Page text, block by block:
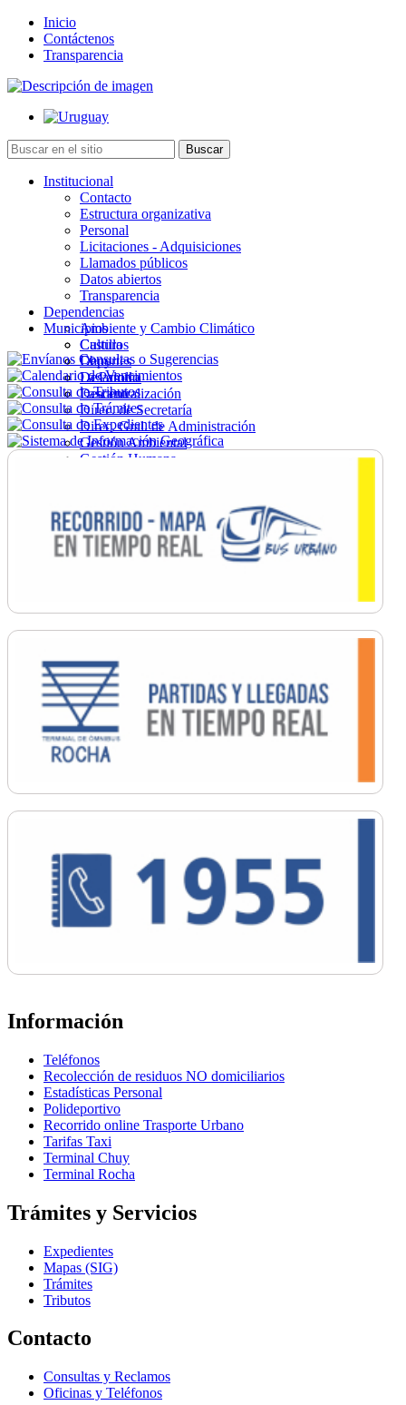
Inicio
Contáctenos
Transparencia
Institucional
Contacto
Estructura organizativa
Personal
Licitaciones - Adquisiciones
Llamados públicos
Datos abiertos
Transparencia
Dependencias
Ambiente y Cambio Climático
Cultura
Deportes
Desarrollo
Descentralización
Direc. de Secretaría
Direc. Gral. de Administración
Gestión Ambiental
Gestión Humana
Ordenamiento
Promoción Social
Salud
Secretaría General
Municipios
Castillos
Chuy
La Paloma
Lascano
Información
Teléfonos
Recolección de residuos NO domiciliarios
Estadísticas Personal
Polideportivo
Recorrido online Trasporte Urbano
Tarifas Taxi
Terminal Chuy
Terminal Rocha
Trámites y Servicios
Expedientes
Mapas (SIG)
Trámites
Tributos
Contacto
Consultas y Reclamos
Oficinas y Teléfonos